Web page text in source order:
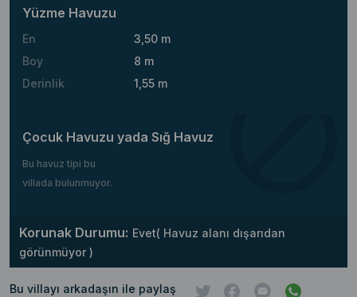
Yüzme Havuzu
En
3,50 m
Boy
8 m
Derinlik
1,55 m
Çocuk Havuzu yada Sığ Havuz
Bu havuz tipi bu
villada bulunmuyor.
Korunak Durumu: Evet( Havuz alanı dışarıdan
görünmüyor )
Bu villayı arkadaşın ile paylaş